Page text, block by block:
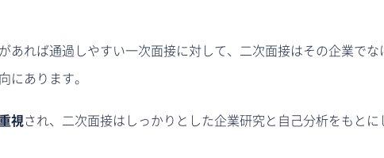
あれば通過しやすい一次面接に対して、二次面接はその企業でな
にあります。
視され、二次面接はしっかりとした企業研究と自己分析をもとに